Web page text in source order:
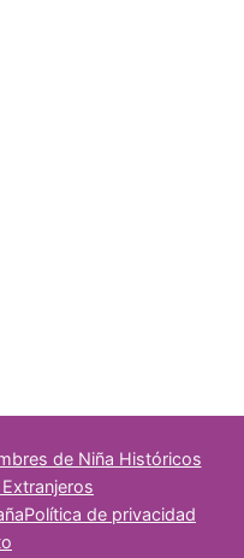
de Niña Históricos
Política de privacidad